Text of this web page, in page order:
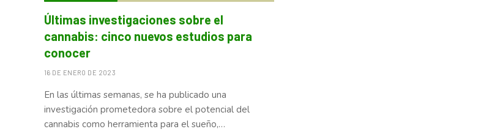
Últimas investigaciones sobre el
cannabis: cinco nuevos estudios para
conocer
16 DE ENERO DE 2023
En las últimas semanas, se ha publicado una
investigación prometedora sobre el potencial del
cannabis como herramienta para el sueño,…